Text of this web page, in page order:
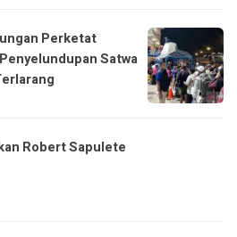
Perketat
Satwa
Robert Sapulete